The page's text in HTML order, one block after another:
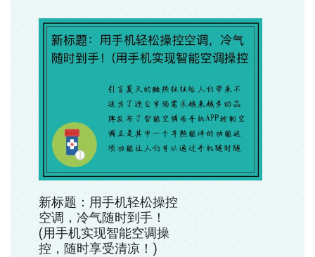
新标题：用手机轻松操控
空调，冷气随时到手！
(用手机实现智能空调操
控，随时享受清凉！)